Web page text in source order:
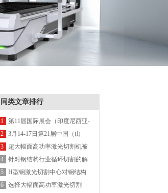
同类文章排行
1
第11届国际展会（印度尼西亚-
雅加达国际博览会）多维激光
期待您的莅临
2
3月14-17日第21届中国（山
东）国际装备制造博览会-多维
激光欢迎您的莅临
3
超大幅面高功率激光切割机被
广泛认可的背后
4
针对钢结构行业循环切割的解
决方案
5
H型钢激光切割中心对钢结构
带来的显著优势
6
选择大幅面高功率激光切割